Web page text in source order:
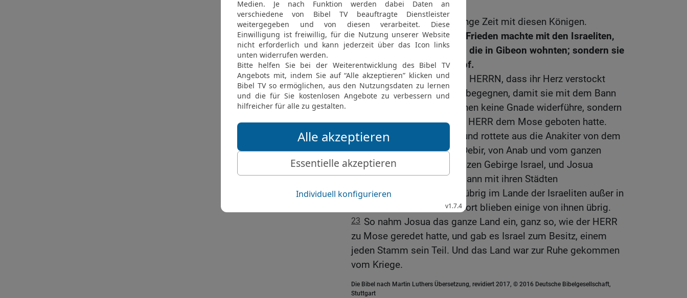
sie nieder und tötete sie.
18 Er kämpfte aber eine lange Zeit mit diesen Königen.
19 Es war keine Stadt, die Frieden machte mit den Israeliten,
ausgenommen die Hiwiter, die in Gibeon wohnten; sondern sie
eroberten sie alle im Kampf.
20 So geschah es von dem HERRN, dass ihr Herz verstockt
wurde, im Kampf Israel zu begegnen, damit sie mit dem Bann
geschlagen würden und ihnen keine Gnade widerführe, sondern
sie vertilgt würden, wie der HERR dem Mose geboten hatte.
21 Zu der Zeit kam Josua und rottete aus die Anakiter von dem
Gebirge, von Hebron, von Debir, von Anab und vom ganzen
Gebirge Juda und vom ganzen Gebirge Israel, und Josua
vollstreckte an ihnen den Bann mit ihren Städten
22 und ließ keine Anakiter übrig im Lande der Israeliten außer in
Gaza, in Gat, in Aschdod; dort blieben einige von ihnen übrig.
23 So nahm Josua das ganze Land ein, ganz so, wie der HERR
zu Mose geredet hatte, und gab es Israel zum Besitz, einem
jeden Stamm sein Teil. Und das Land war zur Ruhe gekommen
vom Kriege.
Die Bibel nach Martin Luthers Übersetzung, revidiert 2017, © 2016 Deutsche Bibelgesellschaft,
Stuttgart